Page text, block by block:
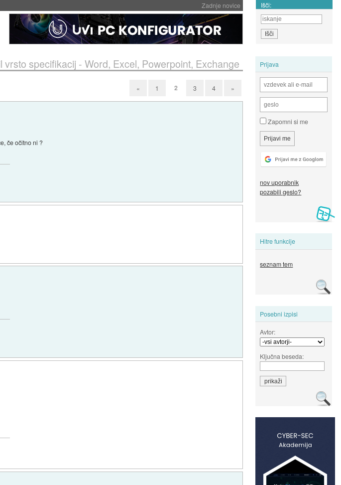
Zadnje novice Išči:
Prijava
Zapomni si me
nov uporabnik
pozabili geslo?
Hitre funkcije
seznam tem
Posebni izpisi
Avtor:
Ključna beseda:
vrsto specifikacij - Word, Excel, Powerpoint, Exchange
« 1 2 3 4 »
če očitno ni ?